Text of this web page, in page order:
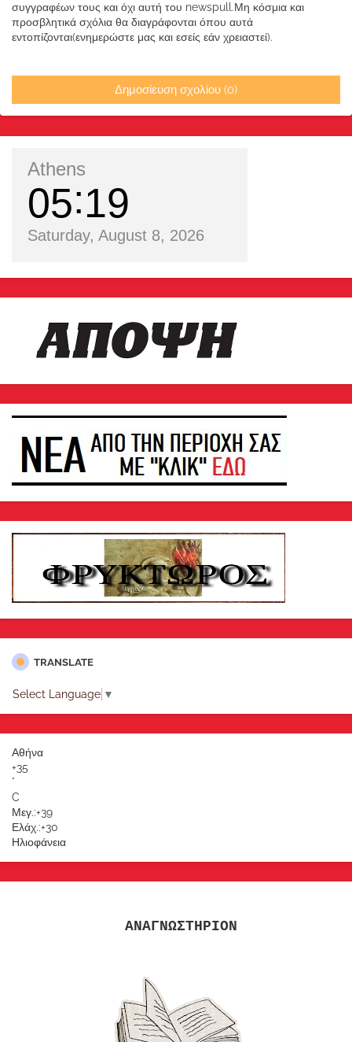
συγγραφέων τους και όχι αυτή του newspull.Μη κόσμια και
προσβλητικά σχόλια θα διαγράφονται όπου αυτά
εντοπίζονται(ενημερώστε μας και εσείς εάν χρειαστεί).
Δημοσίευση σχολίου (0)
Athens
05 19
Saturday, August 8, 2026
TRANSLATE
Select Language ▼
Αθήνα
+35
°
C
Μεγ.:+39
Ελάχ.:+30
Ηλιοφάνεια
ΑΝΑΓΝΩΣΤΗΡΙΟΝ